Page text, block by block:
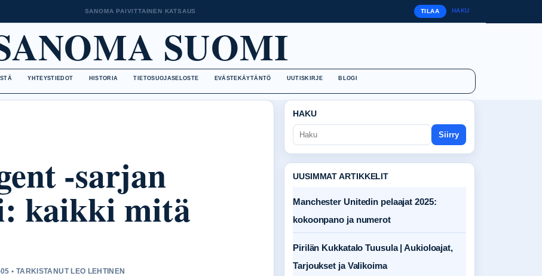
SANOMA PAIVITTAINEN KATSAUS TILAA HAKU
SUOMI
YHTEYSTIEDOT HISTORIA TIETOSUOJASELOSTE EVÄSTEKÄYTÄNTÖ UUTISKIRJE BLOGI
-sarjan
kaikki mitä
• TARKISTANUT LEO LEHTINEN
HAKU
Siirry
UUSIMMAT ARTIKKELIT
Manchester Unitedin pelaajat 2025:
kokoonpano ja numerot
Pirilän Kukkatalo Tuusula | Aukioloajat,
Tarjoukset ja Valikoima